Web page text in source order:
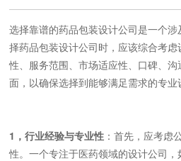
选择靠谱的药品包装设计公司是一个
择药品包装设计公司时，应该综合考
性、服务范围、市场适应性、口碑、
面，以确保选择到能够满足需求的专业
1，行业经验与专业性 ：首先，应考虑
性。一个专注于医药领域的设计公司